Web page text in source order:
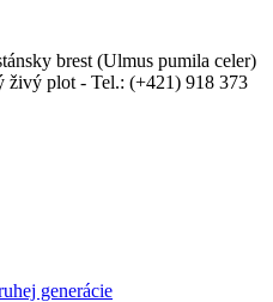
brest (Ulmus pumila celer)
živý plot - Tel.: (+421) 918 373
generácie